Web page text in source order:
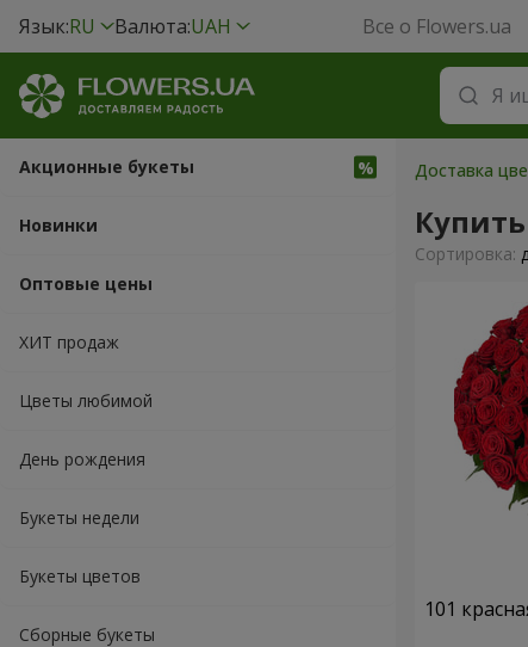
Язык:RU Валюта:UAH Все о Flowers.ua
Акционные букеты
Новинки
Оптовые цены
ХИТ продаж
Цветы любимой
День рождения
Букеты недели
Букеты цветов
Сборные букеты
Доставка
Cортировка:
101